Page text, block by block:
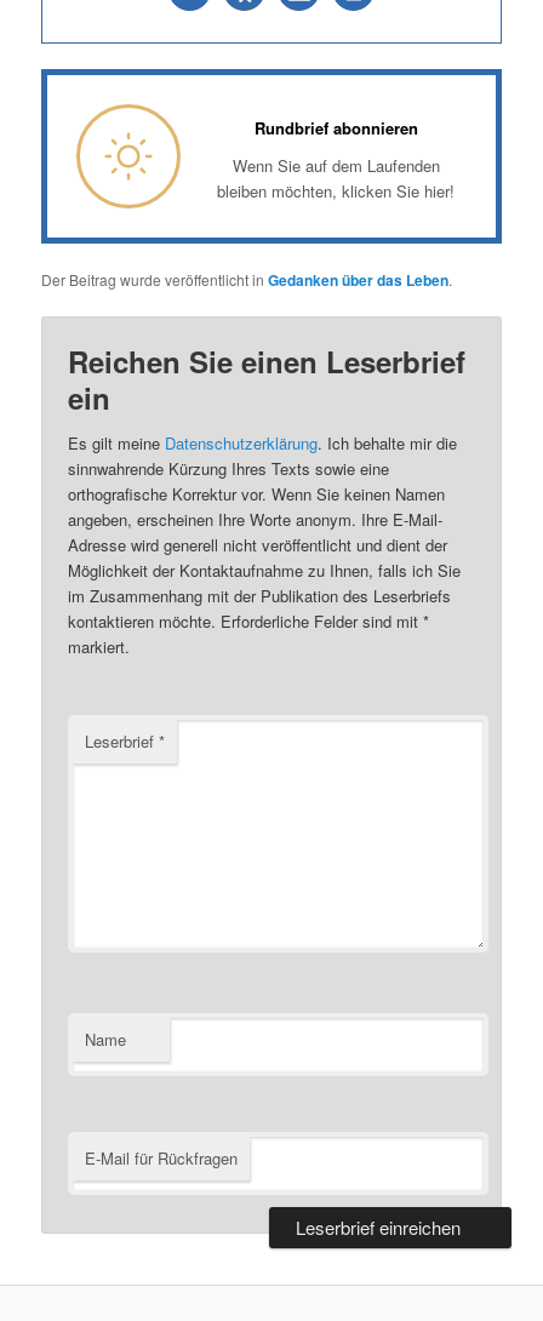
Rundbrief abonnieren
Wenn Sie auf dem Laufenden
bleiben möchten, klicken Sie hier!
Der Beitrag wurde veröffentlicht inGedanken über das Leben.
Reichen Sie einen Leserbrief
ein
Es gilt meine Datenschutzerklärung. Ich behalte mir die
sinnwahrende Kürzung Ihres Texts sowie eine
orthografische Korrektur vor. Wenn Sie keinen Namen
angeben, erscheinen Ihre Worte anonym. Ihre E-Mail-
Adresse wird generell nicht veröffentlicht und dient der
Möglichkeit der Kontaktaufnahme zu Ihnen, falls ich Sie
im Zusammenhang mit der Publikation des Leserbriefs
kontaktieren möchte. Erforderliche Felder sind mit*
markiert.
Leserbrief*
Name
E-Mail für Rückfragen